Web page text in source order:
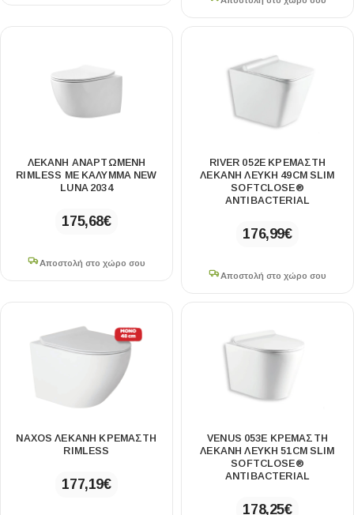
ΛΕΚΆΝΗ ΑΝΑΡΤΏΜΕΝΗ
RIMLESS ΜΕ ΚΆΛΥΜΜΑ NEW
LUNA 2034
175,68€
Αποστολή στο χώρο σου
RIVER 052E ΚΡΕΜΑΣΤΗ
ΛΕΚΑΝΗ ΛΕΥΚΗ 49CM SLIM
SOFTCLOSE®
ANTIBACTERIAL
176,99€
Αποστολή στο χώρο σου
NAXOS ΛΕΚΑΝΗ ΚΡΕΜΑΣΤΗ
RIMLESS
177,19€
VENUS 053E ΚΡΕΜΑΣΤΗ
ΛΕΚΑΝΗ ΛΕΥΚΗ 51CM SLIM
SOFTCLOSE®
ANTIBACTERIAL
178,25€